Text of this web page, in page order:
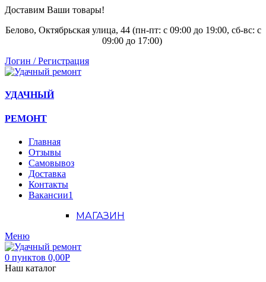
Доставим Ваши товары!
Белово, Октябрьская улица, 44 (пн-пт: с 09:00 до 19:00, сб-вс: с
09:00 до 17:00)
Логин / Регистрация
УДАЧНЫЙ
РЕМОНТ
Главная
Отзывы
Самовывоз
Доставка
Контакты
Вакансии1
МАГАЗИН
Меню
0 пунктов 0,00Р
Наш каталог